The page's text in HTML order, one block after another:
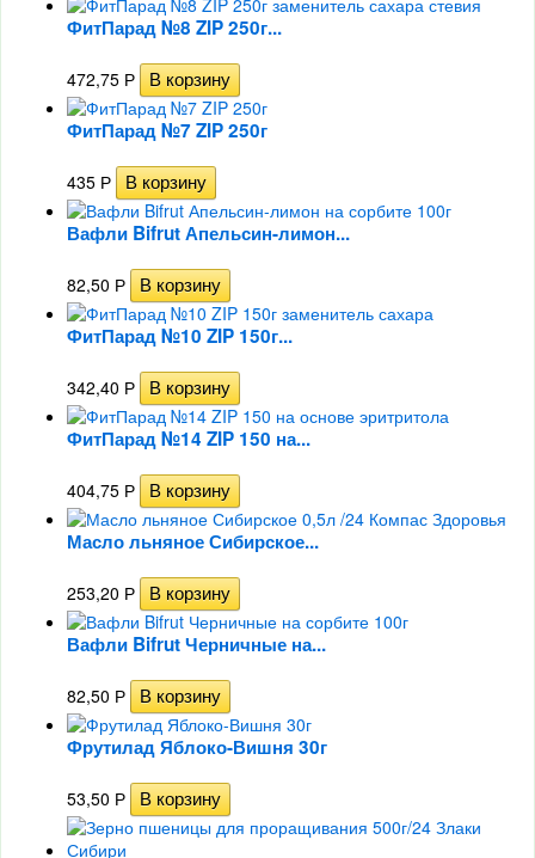
ФитПарад №8 ZIP 250г...
472,75 Р
ФитПарад №7 ZIP 250г
435 Р
Вафли Bifrut Апельсин-лимон...
82,50 Р
ФитПарад №10 ZIP 150г...
342,40 Р
ФитПарад №14 ZIP 150 на...
404,75 Р
Масло льняное Сибирское...
253,20 Р
Вафли Bifrut Черничные на...
82,50 Р
Фрутилад Яблоко-Вишня 30г
53,50 Р